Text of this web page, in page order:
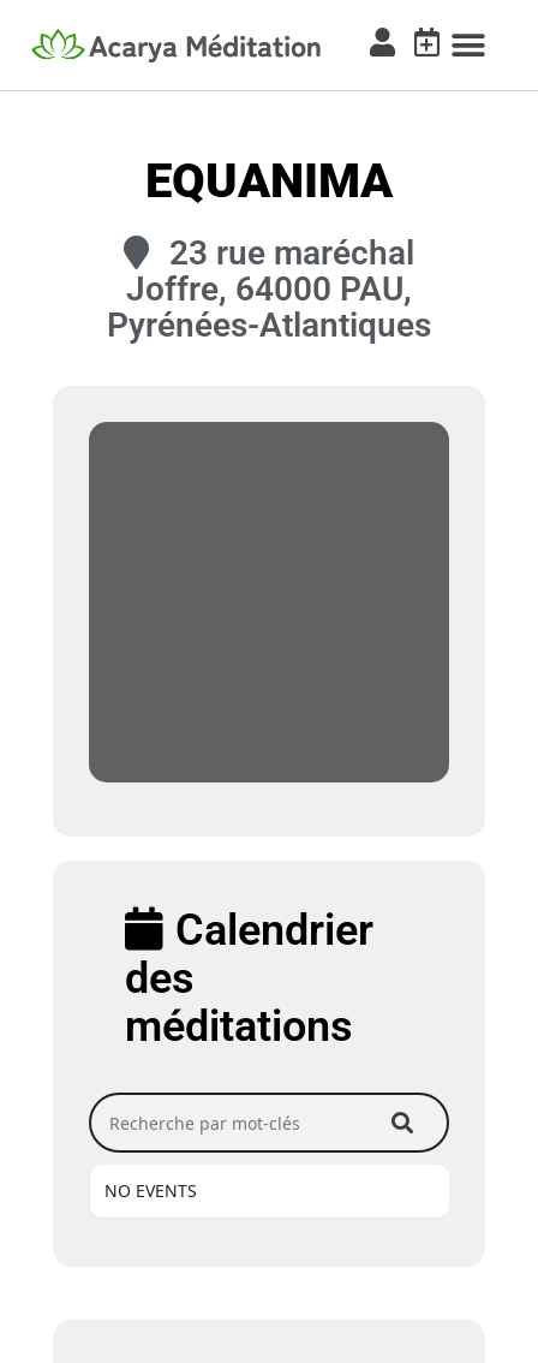
EQUANIMA
23 rue maréchal
Joffre, 64000 PAU,
Pyrénées-Atlantiques
Calendrier
des
méditations
Recherche par mot-clés
NO EVENTS